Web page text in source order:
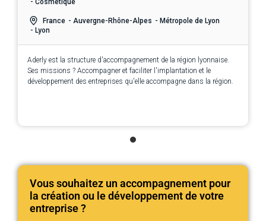
France - Auvergne-Rhône-Alpes - Métropole de Lyon
- Lyon
Aderly est la structure d'accompagnement de la région lyonnaise.
Ses missions ? Accompagner et faciliter l'implantation et le
développement des entreprises qu'elle accompagne dans la région.
Vous souhaitez un accompagnement pour
la création ou le développement de votre
entreprise ?